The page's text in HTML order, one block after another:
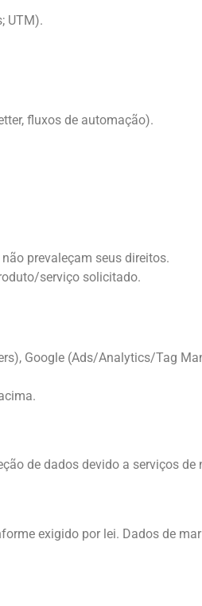
UTM).
fluxos de automação).
prevaleçam seus direitos.
serviço solicitado.
Google (Ads/Analytics/Tag
de dados devido a serviços
exigido por lei. Dados de